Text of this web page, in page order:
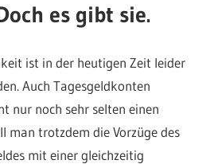
es gibt sie.
ist in der heutigen Zeit leider
Auch Tagesgeldkonten
nur noch sehr selten einen
man trotzdem die Vorzüge des
mit einer gleichzeitig